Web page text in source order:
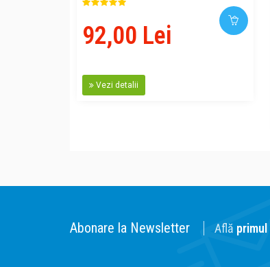
92,00 Lei
Vezi detalii
Abonare la Newsletter Află primul